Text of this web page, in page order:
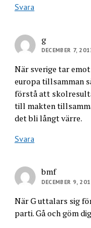
Svara
g
DECEMBER 7,
När sverige tar
europa tillsamman
förstå att
till makten
det bli långt värre.
Svara
bmf
DECEMBER 9,
När G uttalars sig
parti. Gå och göm